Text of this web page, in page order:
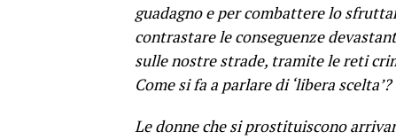
guadagno e per combattere lo
contrastare le conseguenze
sulle nostre strade, tramite le reti
Come si fa a parlare di ‘libera scelta’?
Le donne che si prostituiscono